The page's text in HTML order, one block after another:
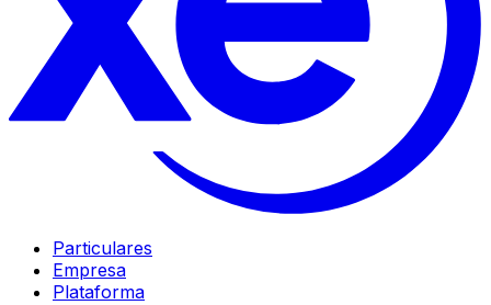
Particulares
Empresa
Plataforma